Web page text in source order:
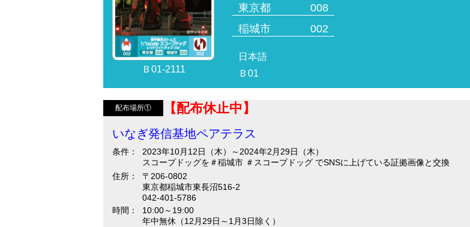
Ｂ01-2111
東京都
008
稲城市
002
日本語
Ｂ01
配布場所① 【配布休止中】
いなぎ発信基地ペアテラス
条件：
2023年10月12日（木）～2024年2月29日（木）
スコープドッグを＃稲城市 ＃スコープドッグ でSNSに上げている証拠画像と交換
住所：
〒206-0802
東京都稲城市東長沼516-2
042-401-5786
時間：
10:00～19:00
年中無休（12月29日～1月3日除く）